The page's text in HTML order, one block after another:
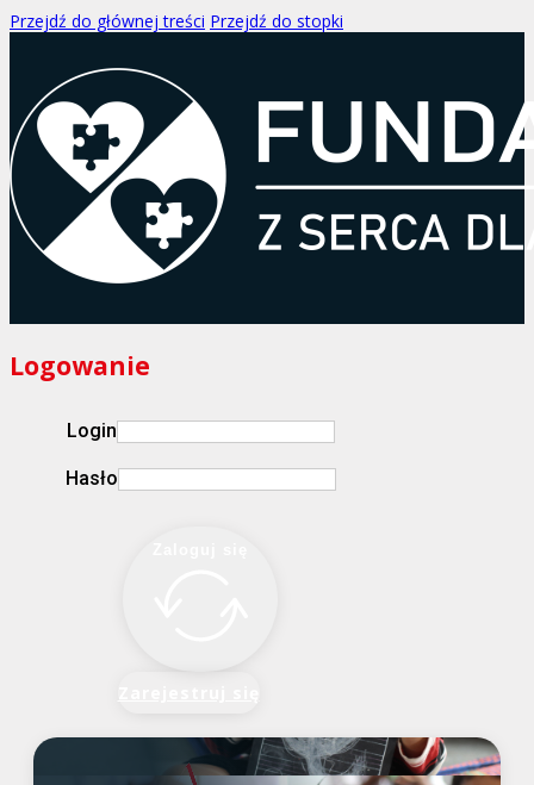
Przejdź do głównej treści Przejdź do stopki
Logowanie
Login
Hasło